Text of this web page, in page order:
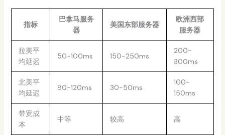
指标
巴拿马服务
器
美国东部服务器
欧洲西部
服务器
拉美平
均延迟
50-100ms 150-250ms
200-
300ms
北美平
均延迟
80-120ms 30-50ms
100-
150ms
带宽成
本
中等 较高 高